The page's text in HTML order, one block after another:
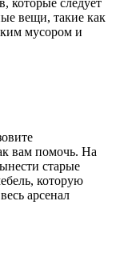
которые следует
вещи, такие как
мусором и
вам помочь. На
старые
которую
арсенал